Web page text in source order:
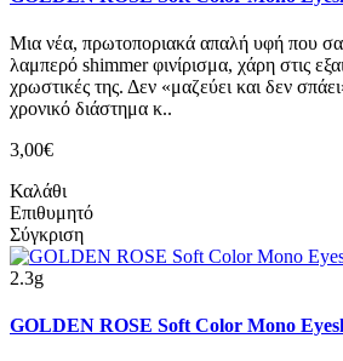
Μια νέα, πρωτοποριακά απαλή υφή που
λαμπερό shimmer φινίρισμα, χάρη στις
χρωστικές της. Δεν «μαζεύει και δεν
χρονικό διάστημα κ..
3,00€
Καλάθι
Επιθυμητό
Σύγκριση
2.3g
GOLDEN ROSE Soft Color Mono